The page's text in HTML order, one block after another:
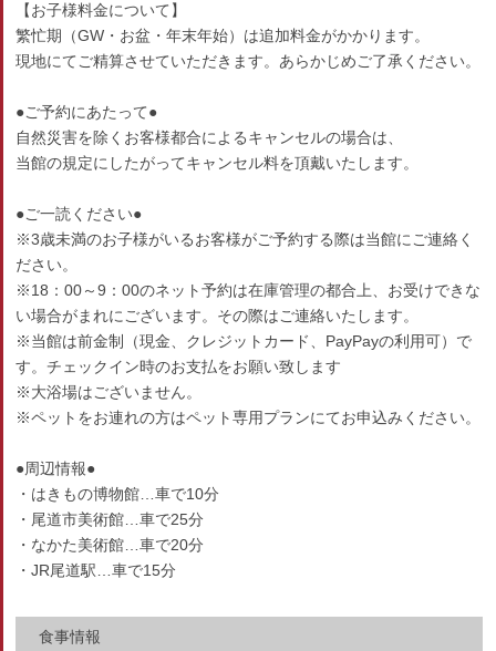
【お子様料金について】
繁忙期（GW・お盆・年末年始）は追加料金がかかります。
現地にてご精算させていただきます。あらかじめご了承ください。
●ご予約にあたって●
自然災害を除くお客様都合によるキャンセルの場合は、
当館の規定にしたがってキャンセル料を頂戴いたします。
●ご一読ください●
※3歳未満のお子様がいるお客様がご予約する際は当館にご連絡く
ださい。
※18：00～9：00のネット予約は在庫管理の都合上、お受けできな
い場合がまれにございます。その際はご連絡いたします。
※当館は前金制（現金、クレジットカード、PayPayの利用可）で
す。チェックイン時のお支払をお願い致します
※大浴場はございません。
※ペットをお連れの方はペット専用プランにてお申込みください。
●周辺情報●
・はきもの博物館…車で10分
・尾道市美術館…車で25分
・なかた美術館…車で20分
・JR尾道駅…車で15分
食事情報